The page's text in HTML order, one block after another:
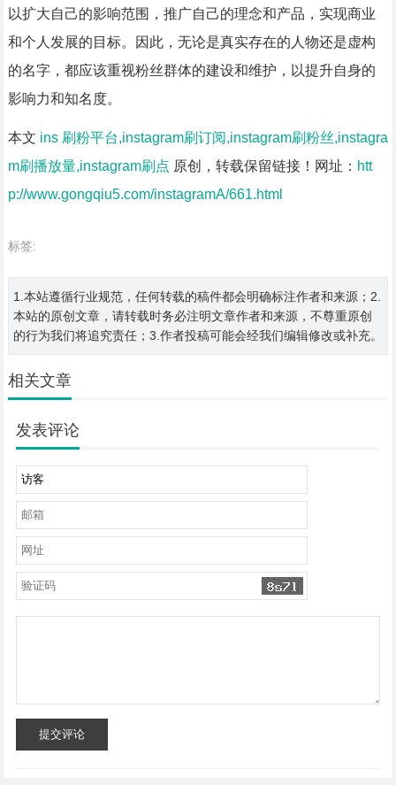
以扩大自己的影响范围，推广自己的理念和产品，实现商业
和个人发展的目标。因此，无论是真实存在的人物还是虚构
的名字，都应该重视粉丝群体的建设和维护，以提升自身的
影响力和知名度。
本文 ins 刷粉平台,instagram刷订阅,instagram刷粉丝,instagra
m刷播放量,instagram刷点 原创，转载保留链接！网址： htt
p://www.gongqiu5.com/instagramA/661.html
标签:
1.本站遵循行业规范，任何转载的稿件都会明确标注作者和来源；2.
本站的原创文章，请转载时务必注明文章作者和来源，不尊重原创
的行为我们将追究责任；3.作者投稿可能会经我们编辑修改或补充。
相关文章
发表评论
提交评论